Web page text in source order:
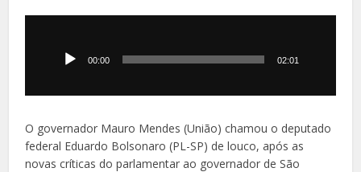
00:00 02:01
O governador Mauro Mendes (União) chamou o deputado
federal Eduardo Bolsonaro (PL-SP) de louco, após as
novas críticas do parlamentar ao governador de São